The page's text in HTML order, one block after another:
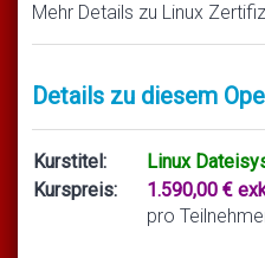
Mehr Details zu Linux
Details zu diesem
Kurstitel:
Linux
Kurspreis:
1.590,00 €
pro